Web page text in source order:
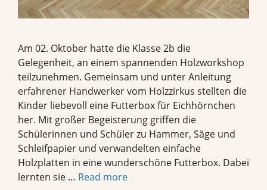
Am 02. Oktober hatte die Klasse 2b die
Gelegenheit, an einem spannenden Holzworkshop
teilzunehmen. Gemeinsam und unter Anleitung
erfahrener Handwerker vom Holzzirkus stellten die
Kinder liebevoll eine Futterbox für Eichhörnchen
her. Mit großer Begeisterung griffen die
Schülerinnen und Schüler zu Hammer, Säge und
Schleifpapier und verwandelten einfache
Holzplatten in eine wunderschöne Futterbox. Dabei
lernten sie … Read more